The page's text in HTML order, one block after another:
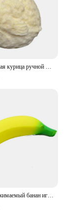
Желтая большая курица ручной работы, плюшевая силиконовая Мягкая игрушка, игрушки, милая курица, цыплята, Таба, сжимаемая Подарочная игрушка, милая мягкая цыпленка
Антистресс Сжимаемый банан игрушки медленно растет Джамбо Сжимаемый фрукт для сжимания игрушка Смешные снятие стресса уменьшить давление опора